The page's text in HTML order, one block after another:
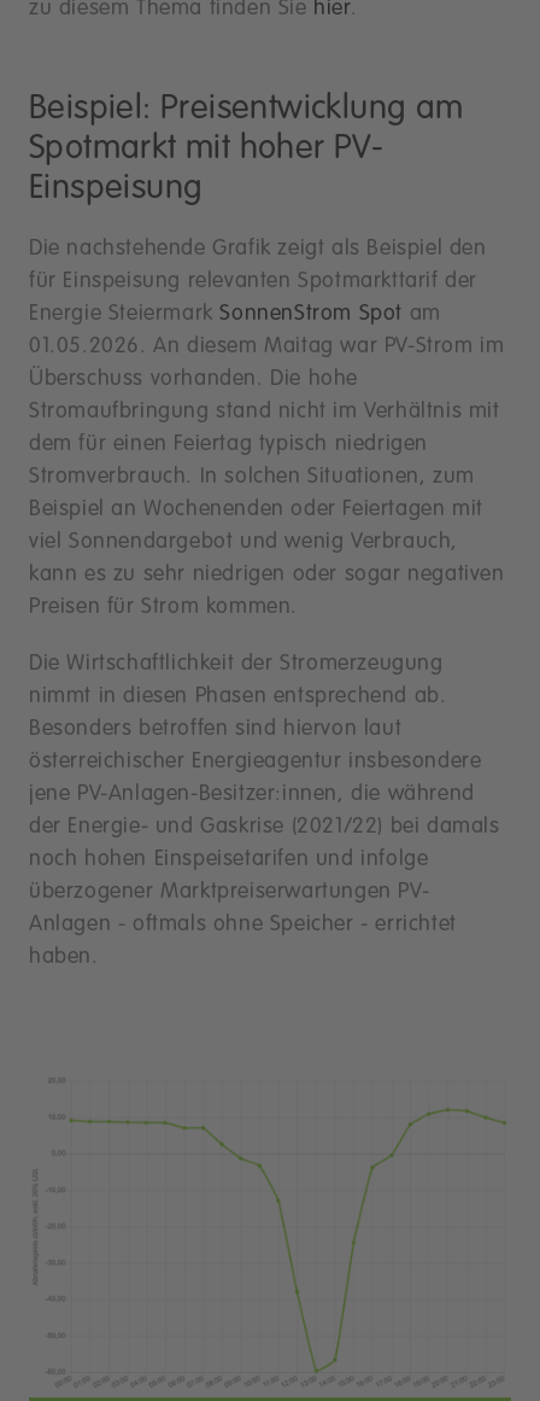
zu diesem Thema finden Sie hier.
Beispiel: Preisentwicklung am
Spotmarkt mit hoher PV-
Einspeisung
Die nachstehende Grafik zeigt als Beispiel den
für Einspeisung relevanten Spotmarkttarif der
Energie SteiermarkSonnenStrom Spot am
01.05.2026. An diesem Maitag war PV-Strom im
Überschuss vorhanden. Die hohe
Stromaufbringung stand nicht im Verhältnis mit
dem für einen Feiertag typisch niedrigen
Stromverbrauch. In solchen Situationen, zum
Beispiel an Wochenenden oder Feiertagen mit
viel Sonnendargebot und wenig Verbrauch,
kann es zu sehr niedrigen oder sogar negativen
Preisen für Strom kommen.
Die Wirtschaftlichkeit der Stromerzeugung
nimmt in diesen Phasen entsprechend ab.
Besonders betroffen sind hiervon laut
österreichischer Energieagentur insbesondere
jene PV-Anlagen-Besitzer:innen, die während
der Energie- und Gaskrise (2021/22) bei damals
noch hohen Einspeisetarifen und infolge
überzogener Marktpreiserwartungen PV-
Anlagen - oftmals ohne Speicher - errichtet
haben.